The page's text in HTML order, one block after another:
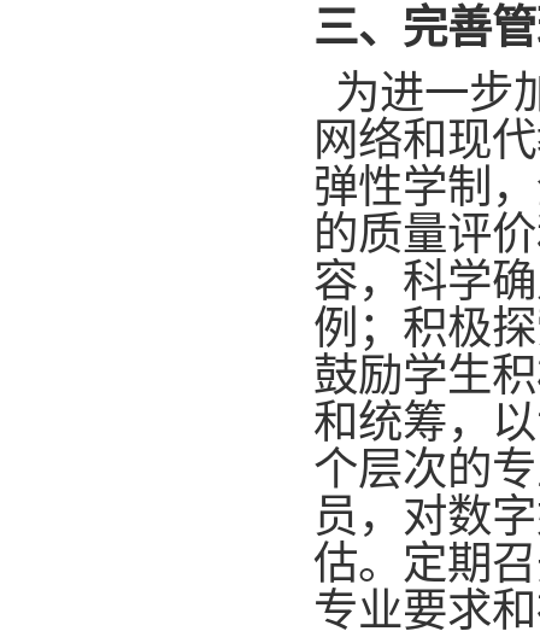
三、 完善
为进一步
网络和现
弹性学制
的质量评
容，科学
例；积极
鼓励学生
和统筹，
个层次的
员，对数
估。定期
专业要求